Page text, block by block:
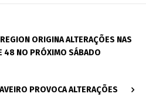
ORIGINA ALTERAÇÕES NAS
48 NO PRÓXIMO SÁBADO
PROVOCA ALTERAÇÕES